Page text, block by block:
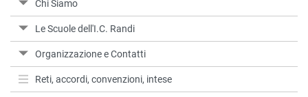
Chi Siamo
Le Scuole dell'I.C. Randi
Organizzazione e Contatti
Reti, accordi, convenzioni, intese